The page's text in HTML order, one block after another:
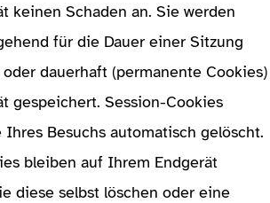
keinen Schaden an. Sie werden
für die Dauer einer Sitzung
dauerhaft (permanente Cookies)
gespeichert. Session-Cookies
Ihres Besuchs automatisch gelöscht.
bleiben auf Ihrem Endgerät
diese selbst löschen oder eine